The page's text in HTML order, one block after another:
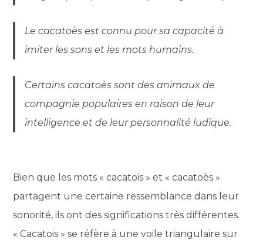
Le cacatoès est connu pour sa capacité à
imiter les sons et les mots humains.
Certains cacatoès sont des animaux de
compagnie populaires en raison de leur
intelligence et de leur personnalité ludique.
Bien que les mots « cacatois » et « cacatoès »
partagent une certaine ressemblance dans leur
sonorité, ils ont des significations très différentes.
« Cacatois » se réfère à une voile triangulaire sur